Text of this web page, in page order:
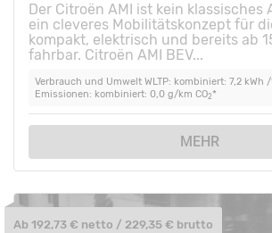
Der Citroën AMI ist kein klassisches
ein cleveres Mobilitätskonzept für
kompakt, elektrisch und bereits ab
fahrbar. Citroën AMI BEV...
Verbrauch und Umwelt WLTP: kombiniert: 7,2 kWh /
Emissionen: kombiniert: 0,0 g/km CO2*
MEHR
Ab 192,73 € netto / 229,35 € brutto